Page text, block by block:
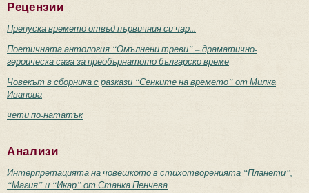
Рецензии
Препуска времето отвъд първичния си чар...
Поетичната антология “Омълнени треви” – драматично-
героическа сага за преобърнатото българско време
Човекът в сборника с разкази “Сенките на времето” от Милка
Иванова
чети по-нататък
Анализи
Интерпретацията на човешкото в стихотворенията “Планети”,
“Магия” и “Икар” от Станка Пенчева